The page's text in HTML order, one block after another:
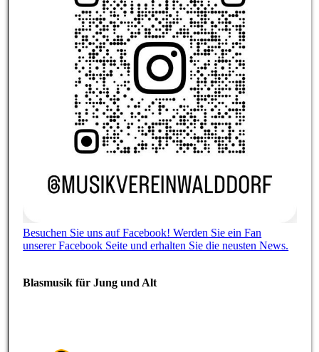
Besuchen Sie uns auf Facebook! Werden Sie ein Fan
unserer Facebook Seite und erhalten Sie die neusten News.
Blasmusik für Jung und Alt